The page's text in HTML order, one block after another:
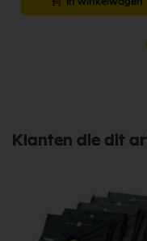
Klanten die dit